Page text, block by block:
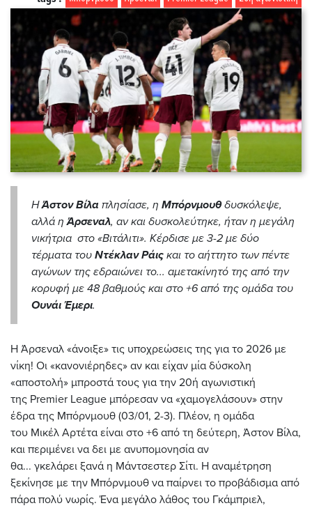
ΗΆστον Βίλα πλησίασε, η Μπόρνμουθδυσκόλεψε,
αλλά ηΆρσεναλ, αν και δυσκολεύτηκε, ήταν η μεγάλη
νικήτρια στο «Βιτάλιτι». Κέρδισε με 3-2 με δύο
τέρματα του Ντέκλαν Ράις και το αήττητο των πέντε
αγώνων της εδραιώνει το... αμετακίνητό της από την
κορυφή με 48 βαθμούς και στο +6 από της ομάδα του
Ουνάι Έμερι.
Η Άρσεναλ «άνοιξε» τις υποχρεώσεις της για το 2026 με
νίκη! Οι «κανονιέρηδες» αν και είχαν μία δύσκολη
«αποστολή» μπροστά τους για την 20ή αγωνιστική
της Premier League μπόρεσαν να «χαμογελάσουν» στην
έδρα της Μπόρνμουθ (03/01, 2-3). Πλέον, η ομάδα
του Μικέλ Αρτέτα είναι στο +6 από τη δεύτερη, Άστον Βίλα,
και περιμένει να δει με ανυπομονησία αν
θα... γκελάρει ξανά η Μάντσεστερ Σίτι. Η αναμέτρηση
ξεκίνησε με την Μπόρνμουθ να παίρνει το προβάδισμα από
πάρα πολύ νωρίς. Ένα μεγάλο λάθος του Γκάμπριελ,